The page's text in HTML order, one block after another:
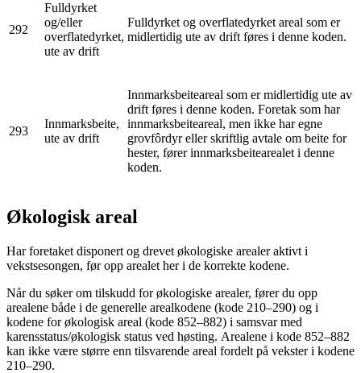
292
Fulldyrket
og/eller
overflatedyrket,
ute av drift
Fulldyrket og overflatedyrket areal som er
midlertidig ute av drift føres i denne koden.
293
Innmarksbeite,
ute av drift
Innmarksbeiteareal som er midlertidig ute av
drift føres i denne koden. Foretak som har
innmarksbeiteareal, men ikke har egne
grovfôrdyr eller skriftlig avtale om beite for
hester, fører innmarksbeitearealet i denne
koden.
Økologisk areal
Har foretaket disponert og drevet økologiske arealer aktivt i
vekstsesongen, før opp arealet her i de korrekte kodene.
Når du søker om tilskudd for økologiske arealer, fører du opp
arealene både i de generelle arealkodene (kode 210–290) og i
kodene for økologisk areal (kode 852–882) i samsvar med
karensstatus/økologisk status ved høsting. Arealene i kode 852–882
kan ikke være større enn tilsvarende areal fordelt på vekster i kodene
210–290.